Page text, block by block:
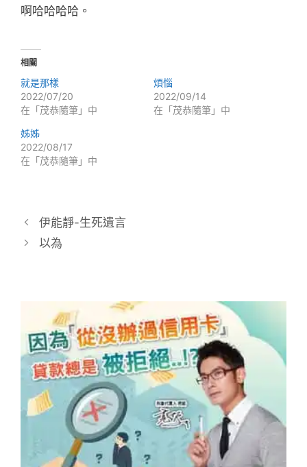
啊哈哈哈哈。
相關
就是那樣
2022/07/20
在「茂恭隨筆」中
煩惱
2022/09/14
在「茂恭隨筆」中
姊姊
2022/08/17
在「茂恭隨筆」中
伊能靜-生死遺言
以為